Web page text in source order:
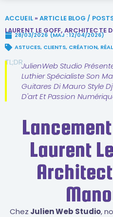
ACCUEIL»ARTICLE BLOG /
LAURENT LE GOFF, ARCHITECTE
28/03/2026 (MAJ : 12/04/2026)
ASTUCES, CLIENTS, CRÉATION,
TL;DRJulienWeb Studio
Luthier Spécialiste Son
Guitares Di Mauro Style
D'art Et Passion
Laurent
Chez Julien Web Studio,